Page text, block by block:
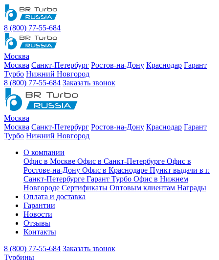
8 (800) 77-55-684
Москва
Москва Санкт-Петербург Ростов-на-Дону Краснодар Гарант
Турбо Нижний Новгород
8 (800) 77-55-684 Заказать звонок
Москва
Москва Санкт-Петербург Ростов-на-Дону Краснодар Гарант
Турбо Нижний Новгород
О компании
Офис в Москве Офис в Санкт-Петербурге Офис в
Ростове-на-Дону Офис в Краснодаре Пункт выдачи в г.
Санкт-Петербурге Гарант Турбо Офис в Нижнем
Новгороде Сертификаты Оптовым клиентам Награды
Оплата и доставка
Гарантии
Новости
Отзывы
Контакты
8 (800) 77-55-684 Заказать звонок
Турбины